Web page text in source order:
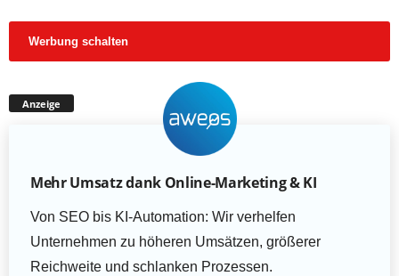
Werbung schalten
Anzeige
Mehr Umsatz dank Online-Marketing & KI
Von SEO bis KI-Automation: Wir verhelfen
Unternehmen zu höheren Umsätzen, größerer
Reichweite und schlanken Prozessen.